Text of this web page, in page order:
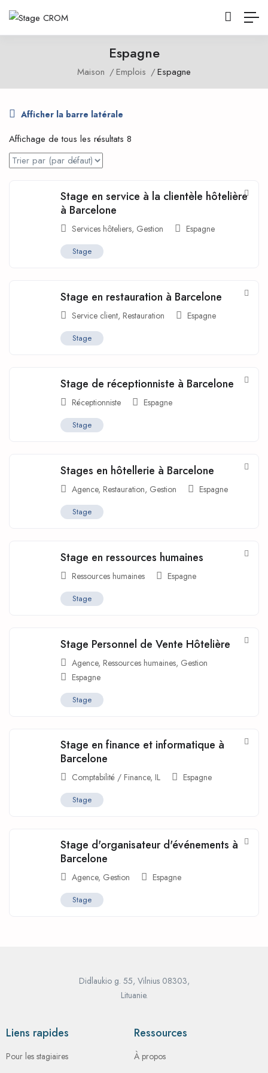
Espagne
Maison Emplois Espagne
Afficher la barre latérale
Affichage de tous les résultats 8
Stage en service à la clientèle hôtelière
à Barcelone
Services hôteliers, Gestion Espagne
Stage
Stage en restauration à Barcelone
Service client, Restauration Espagne
Stage
Stage de réceptionniste à Barcelone
Réceptionniste Espagne
Stage
Stages en hôtellerie à Barcelone
Agence, Restauration, Gestion Espagne
Stage
Stage en ressources humaines
Ressources humaines Espagne
Stage
Stage Personnel de Vente Hôtelière
Agence, Ressources humaines, Gestion
Espagne
Stage
Stage en finance et informatique à
Barcelone
Comptabilité / Finance, IL Espagne
Stage
Stage d'organisateur d'événements à
Barcelone
Agence, Gestion Espagne
Stage
Didlaukio g. 55, Vilnius 08303,
Lituanie.
Liens rapides
Pour les stagiaires
Ressources
À propos